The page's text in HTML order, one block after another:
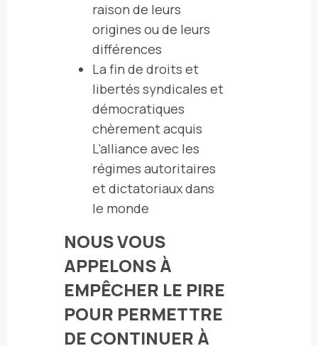
raison de leurs
origines ou de leurs
différences
La fin de droits et
libertés syndicales et
démocratiques
chèrement acquis
L’alliance avec les
régimes autoritaires
et dictatoriaux dans
le monde
NOUS VOUS
APPELONS À
EMPÊCHER LE PIRE
POUR PERMETTRE
DE CONTINUER À